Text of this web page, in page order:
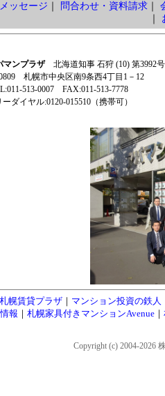
メッセージ 問合わせ・資料請求｜
マンプラザ北海道知事 石狩 (10) 第3992号
札幌市中央区南9条西4丁目1－12
513-0007 FAX:011-513-7778
ーダイヤル:0120-015510（携帯可）
札幌賃貸プラザ ｜ マンション投資の鉄人
報 ｜ 札幌家具付きマンションAvenue｜
Copyright (c) 2004-2026